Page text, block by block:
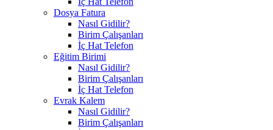
Dosya Fatura
Nasıl Gidilir?
Birim Çalışanları
İç Hat Telefon
Eğitim Birimi
Nasıl Gidilir?
Birim Çalışanları
İç Hat Telefon
Evrak Kalem
Nasıl Gidilir?
Birim Çalışanları